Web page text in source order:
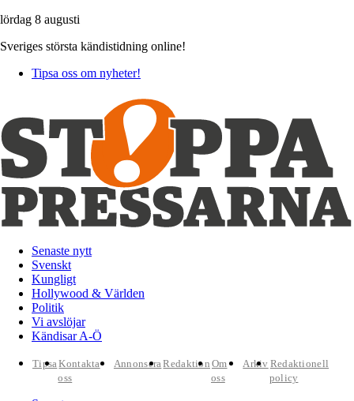
lördag 8 augusti
Sveriges största kändistidning online!
Tipsa oss om nyheter!
Senaste nytt
Svenskt
Kungligt
Hollywood & Världen
Politik
Vi avslöjar
Kändisar A-Ö
TipsaKontakta
oss
AnnonseraRedaktion Om
oss
Arkiv Redaktionell
policy